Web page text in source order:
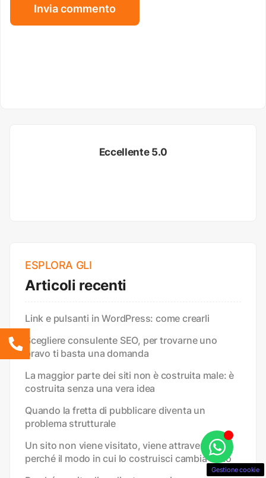
Eccellente 5.0
ESPLORA GLI
Articoli recenti
Link e pulsanti in WordPress: come crearli
Scegliere consulente SEO, per trovarne uno
bravo ti basta una domanda
La maggior parte dei siti non è costruita male: è
costruita senza una vera idea
Quando la fretta di pubblicare diventa un
problema strutturale
Un sito non viene visitato, viene attraversato:
perché il modo in cui lo costruisci cambia tutto
Gestione cookie